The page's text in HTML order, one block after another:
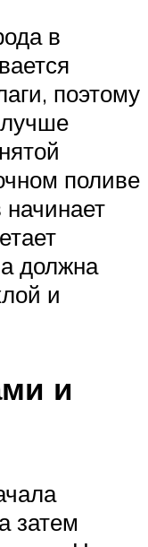
в
поэтому
поливе
начинает
должна
и
и
затем